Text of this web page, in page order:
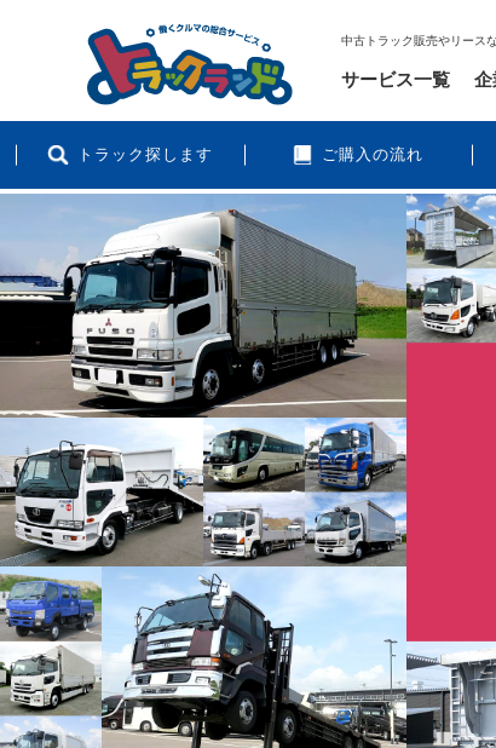
中古トラック販売やリース
トラック探します ご購入の流れ
サービス一覧 企